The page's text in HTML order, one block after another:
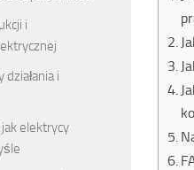
i
i
elektrycy